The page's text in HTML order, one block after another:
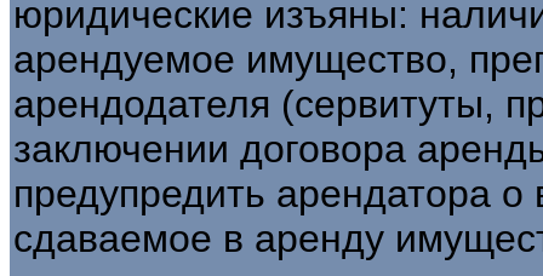
юридические изъяны:
арендуемое имущество,
арендодателя (сервитуты,
заключении договора
предупредить арендатора о
сдаваемое в аренду